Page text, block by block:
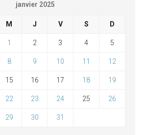
janvier 2025
M J V S D
1 2 3 4 5
8 9 10 11 12
15 16 17 18 19
22 23 24 25 26
29 30 31